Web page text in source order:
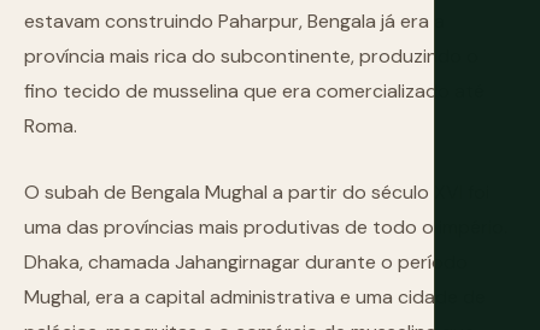
estavam construindo Paharpur, Bengala já era a
província mais rica do subcontinente, produzindo o
fino tecido de musselina que era comercializado até
Roma.
O subah de Bengala Mughal a partir do século XVI foi
uma das províncias mais produtivas de todo o império.
Dhaka, chamada Jahangirnagar durante o período
Mughal, era a capital administrativa e uma cidade de